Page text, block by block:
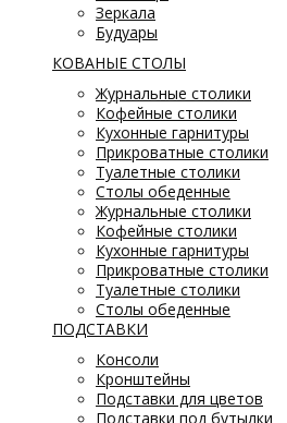
Зеркала
Будуары
КОВАНЫЕ СТОЛЫ
Журнальные столики
Кофейные столики
Кухонные гарнитуры
Прикроватные столики
Туалетные столики
Столы обеденные
Журнальные столики
Кофейные столики
Кухонные гарнитуры
Прикроватные столики
Туалетные столики
Столы обеденные
ПОДСТАВКИ
Консоли
Кронштейны
Подставки для цветов
Подставки под бутылки